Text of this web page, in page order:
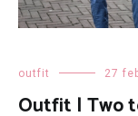
outfit 27
Outfit | Two